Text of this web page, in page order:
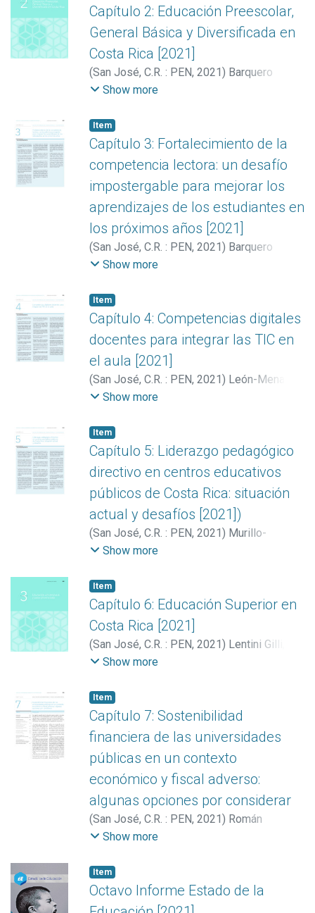
Forastelli, Marcela;Lentini Gilli, Valeria
Capítulo 2: Educación Preescolar,
General Básica y Diversificada en
Costa Rica [2021]
(San José, C.R. : PEN, 2021) Barquero
Mejías, Katherine
Show more
Item
Capítulo 3: Fortalecimiento de la
competencia lectora: un desafío
impostergable para mejorar los
aprendizajes de los estudiantes en
los próximos años [2021]
(San José, C.R. : PEN, 2021) Barquero
Mejías, Katherine
Show more
Item
Capítulo 4: Competencias digitales
docentes para integrar las TIC en
el aula [2021]
(San José, C.R. : PEN, 2021) León-Mena,
Jennyfer ;Vargas Cullell, Jorge
Show more
Item
Capítulo 5: Liderazgo pedagógico
directivo en centros educativos
públicos de Costa Rica: situación
actual y desafíos [2021])
(San José, C.R. : PEN, 2021) Murillo-
Delgado, Dagoberto
Show more
Item
Capítulo 6: Educación Superior en
Costa Rica [2021]
(San José, C.R. : PEN, 2021) Lentini Gilli,
Valeria
Show more
Item
Capítulo 7: Sostenibilidad
financiera de las universidades
públicas en un contexto
económico y fiscal adverso:
algunas opciones por considerar
(San José, C.R. : PEN, 2021) Román
Forastelli, Marcela
Show more
Item
Octavo Informe Estado de la